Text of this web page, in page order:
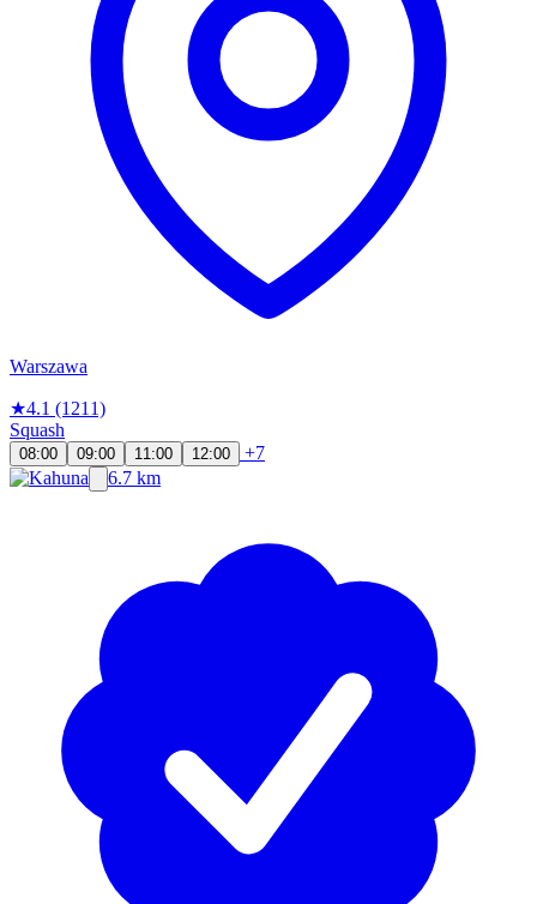
Warszawa
★4.1 (1211)
Squash
08:00 09:00 11:00 12:00
+7
6.7 km